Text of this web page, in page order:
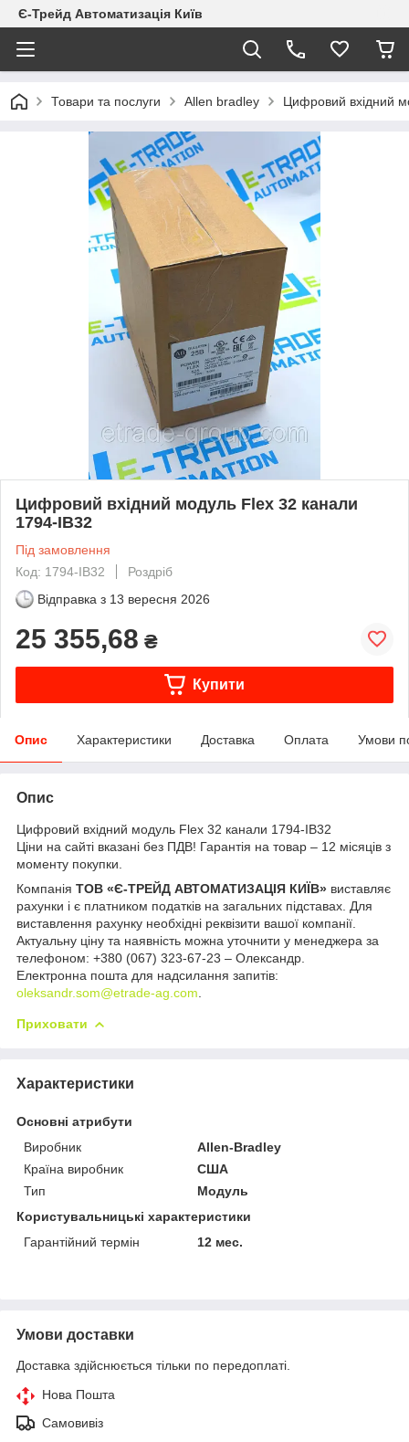
Є-Трейд Автоматизація Київ
Товари та послуги Allen bradley Цифровий вхідний
Цифровий вхідний модуль Flex 32 канали
1794-IB32
Під замовлення
Код: 1794-IB32
Роздріб
Відправка з 13 вересня 2026
25 355,68 ₴
Купити
Опис Характеристики Доставка Оплата Умови
Опис
Цифровий вхідний модуль Flex 32 канали 1794-IB32
Ціни на сайті вказані без ПДВ! Гарантія на товар – 12 місяців з
моменту покупки.
Компанія ТОВ «Є-ТРЕЙД АВТОМАТИЗАЦІЯ КИЇВ» виставляє
рахунки і є платником податків на загальних підставах. Для
виставлення рахунку необхідні реквізити вашої компанії.
Актуальну ціну та наявність можна уточнити у менеджера за
телефоном: +380 (067) 323-67-23 – Олександр.
Електронна пошта для надсилання запитів:
oleksandr.som@etrade-ag.com
Приховати
Характеристики
Основні атрибути
Виробник
Allen-Bradley
Країна виробник
США
Тип
Модуль
Користувальницькі характеристики
Гарантійний термін
12 мес.
Умови доставки
Доставка здійснюється тільки по передоплаті.
Нова Пошта
Самовивіз